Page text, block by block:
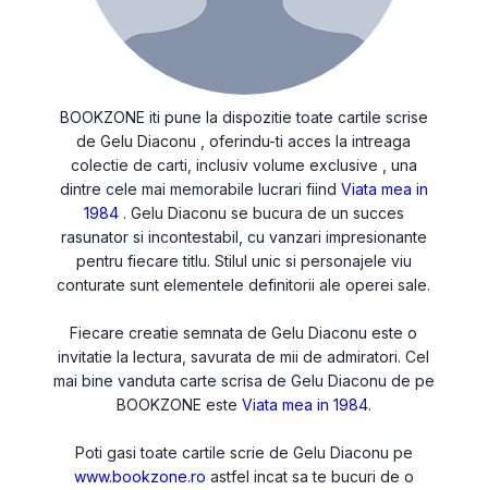
BOOKZONE iti pune la dispozitie toate cartile scrise
de Gelu Diaconu , oferindu-ti acces la intreaga
colectie de carti, inclusiv volume exclusive , una
dintre cele mai memorabile lucrari fiind Viata mea in
1984. Gelu Diaconu se bucura de un succes
rasunator si incontestabil, cu vanzari impresionante
pentru fiecare titlu. Stilul unic si personajele viu
conturate sunt elementele definitorii ale operei sale.
Fiecare creatie semnata de Gelu Diaconu este o
invitatie la lectura, savurata de mii de admiratori. Cel
mai bine vanduta carte scrisa de Gelu Diaconu de pe
BOOKZONE este Viata mea in 1984.
Poti gasi toate cartile scrie de Gelu Diaconu pe
www.bookzone.ro astfel incat sa te bucuri de o